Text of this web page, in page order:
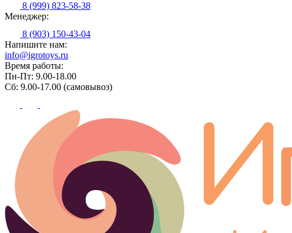
8 (999) 823-58-38
Менеджер:
8 (903) 150-43-04
Напишите нам:
info@igrotoys.ru
Время работы:
Пн-Пт: 9.00-18.00
Сб: 9.00-17.00 (самовывоз)